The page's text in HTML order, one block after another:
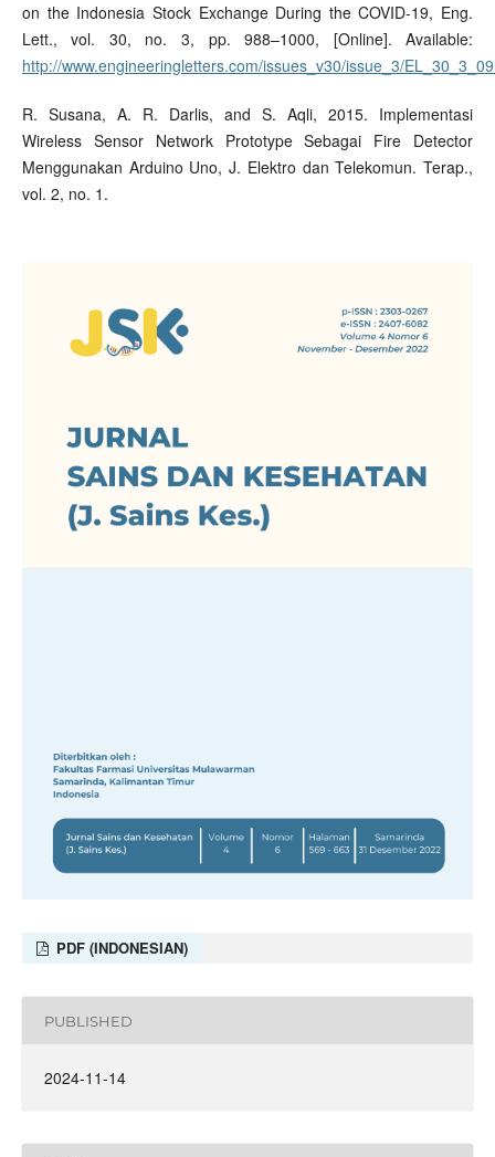
on the Indonesia Stock Exchange During the COVID-19, Eng.
Lett., vol. 30, no. 3, pp. 988–1000, [Online]. Available:
http://www.engineeringletters.com/issues_v30/issue_3/
R. Susana, A. R. Darlis, and S. Aqli, 2015. Implementasi
Wireless Sensor Network Prototype Sebagai Fire Detector
Menggunakan Arduino Uno, J. Elektro dan Telekomun. Terap.,
vol. 2, no. 1.
PDF (INDONESIAN)
PUBLISHED
2024-11-14